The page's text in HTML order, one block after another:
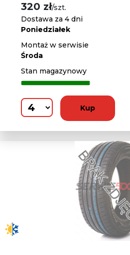
320 zł/szt.
Dostawa za 4 dni
Poniedziałek
Montaż w serwisie
Środa
Stan magazynowy
Kup